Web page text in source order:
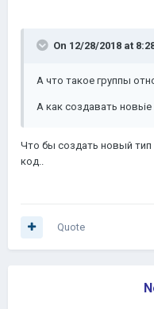
On 12/28/2018 at
А что такое группы
А как создавать новьіе
Что бы создать новый
код..
Quote